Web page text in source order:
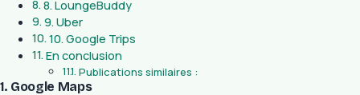
8. LoungeBuddy
9. Uber
10. Google Trips
En conclusion
Publications similaires :
1. Google Maps